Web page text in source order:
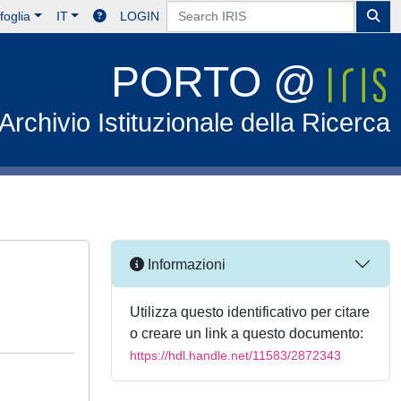
IT LOGIN
PORTO @
Istituzionale della Ricerca
Informazioni
Utilizza questo identificativo per citare
o creare un link a questo documento:
https://hdl.handle.net/11583/2872343